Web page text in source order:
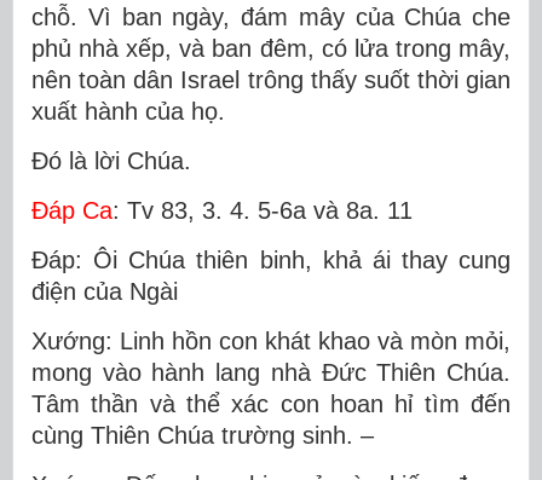
chỗ. Vì ban ngày, đám mây của Chúa che
phủ nhà xếp, và ban đêm, có lửa trong mây,
nên toàn dân Israel trông thấy suốt thời gian
xuất hành của họ.
Ðó là lời Chúa.
Ðáp Ca: Tv 83, 3. 4. 5-6a và 8a. 11
Ðáp: Ôi Chúa thiên binh, khả ái thay cung
điện của Ngài
Xướng: Linh hồn con khát khao và mòn mỏi,
mong vào hành lang nhà Ðức Thiên Chúa.
Tâm thần và thể xác con hoan hỉ tìm đến
cùng Thiên Chúa trường sinh. –